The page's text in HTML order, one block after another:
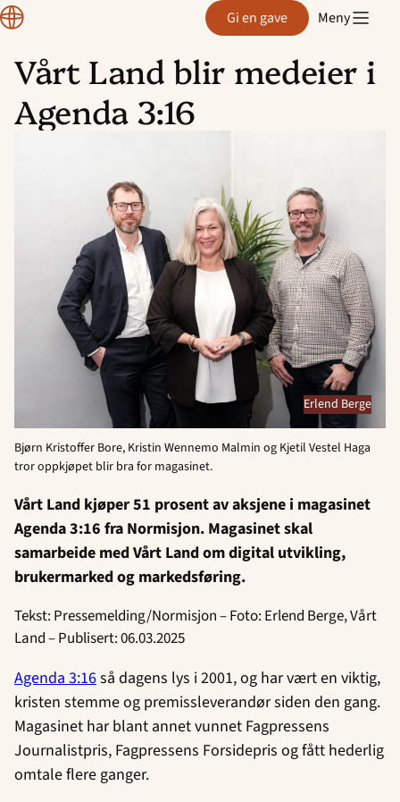
Hopp
til
innhold
Normisjon Gi en gave Meny
Vårt Land blir medeier i
Agenda 3:16
Erlend Berge
Bjørn Kristoffer Bore, Kristin Wennemo Malmin og Kjetil Vestel Haga
tror oppkjøpet blir bra for magasinet.
Vårt Land kjøper 51 prosent av aksjene i magasinet
Agenda 3:16 fra Normisjon. Magasinet skal
samarbeide med Vårt Land om digital utvikling,
brukermarked og markedsføring.
Tekst: Pressemelding/Normisjon – Foto: Erlend Berge, Vårt
Land – Publisert: 06.03.2025
Agenda 3:16så dagens lys i 2001, og har vært en viktig,
kristen stemme og premissleverandør siden den gang.
Magasinet har blant annet vunnet Fagpressens
Journalistpris, Fagpressens Forsidepris og fått hederlig
omtale flere ganger.